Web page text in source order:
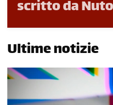
scritto da
Ultime notizie